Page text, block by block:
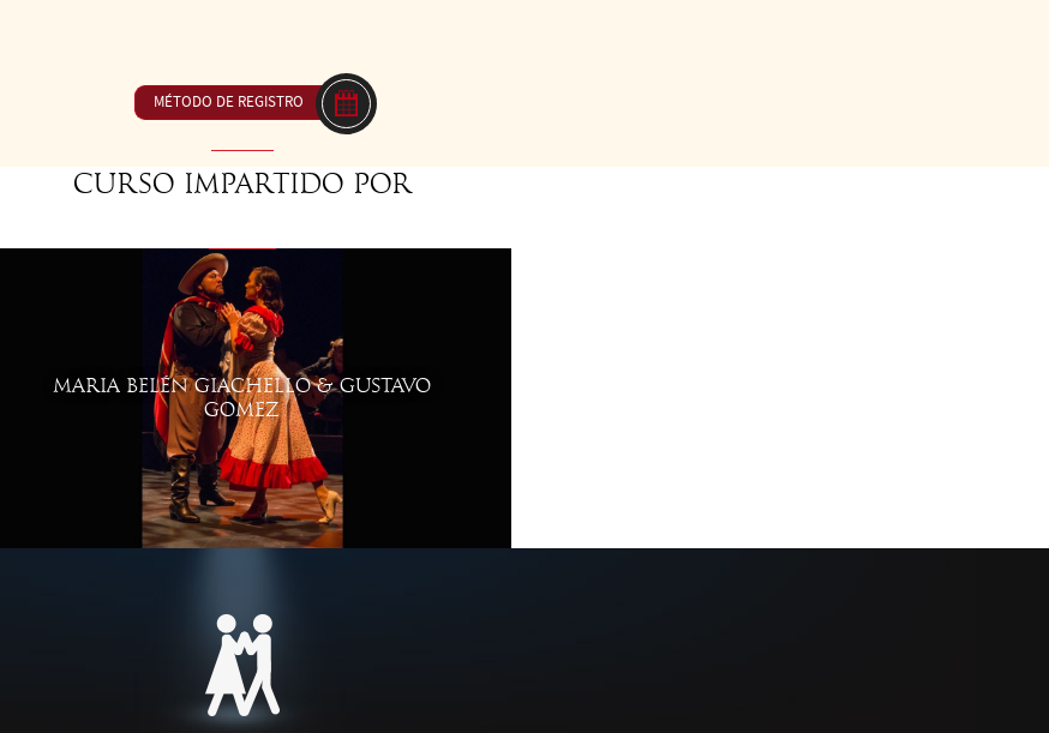
MÉTODO DE REGISTRO
Curso impartido por
MARIA BELÉN GIACHELLO & GUSTAVO
GOMEZ